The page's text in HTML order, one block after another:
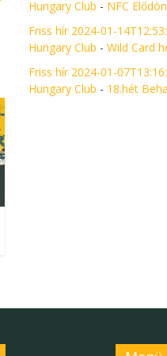
Hungary Club - NFC
Friss hír 2024-01-
Hungary Club - Wild Card
Friss hír 2024-01-
Hungary Club - 18.hét